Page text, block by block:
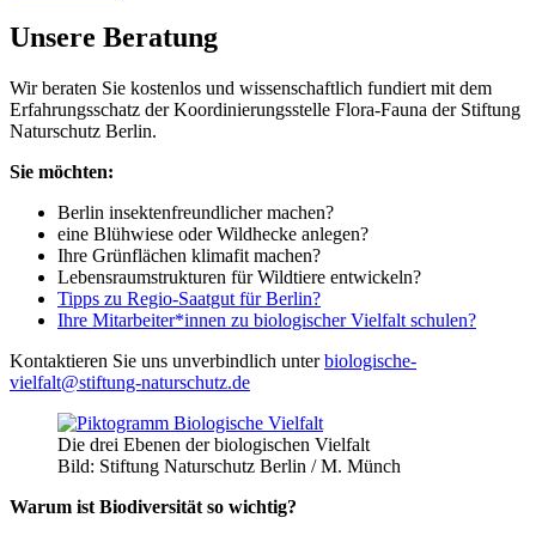
Unsere Beratung
Wir beraten Sie kostenlos und wissenschaftlich fundiert mit dem
Erfahrungsschatz der Koordinierungsstelle Flora-Fauna der Stiftung
Naturschutz Berlin.
Sie möchten:
Berlin insektenfreundlicher machen?
eine Blühwiese oder Wildhecke anlegen?
Ihre Grünflächen klimafit machen?
Lebensraumstrukturen für Wildtiere entwickeln?
Tipps zu Regio-Saatgut für Berlin?
Ihre Mitarbeiter*innen zu biologischer Vielfalt schulen?
Kontaktieren Sie uns unverbindlich unterbiologische-
vielfalt@stiftung-naturschutz.de
Die drei Ebenen der biologischen Vielfalt
Bild: Stiftung Naturschutz Berlin / M. Münch
Warum ist Biodiversität so wichtig?